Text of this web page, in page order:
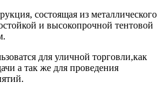
состоящая из металлического
и высокопрочной тентовой
для уличной торговли,как
а так же для проведения